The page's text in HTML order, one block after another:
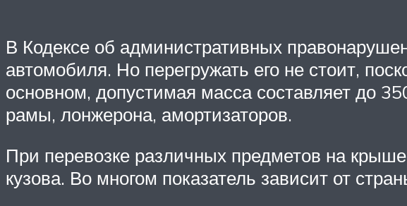
В Кодексе об административных
автомобиля. Но перегружать его не стоит,
основном, допустимая масса составляет до
рамы, лонжерона, амортизаторов.
При перевозке различных предметов на
кузова. Во многом показатель зависит от